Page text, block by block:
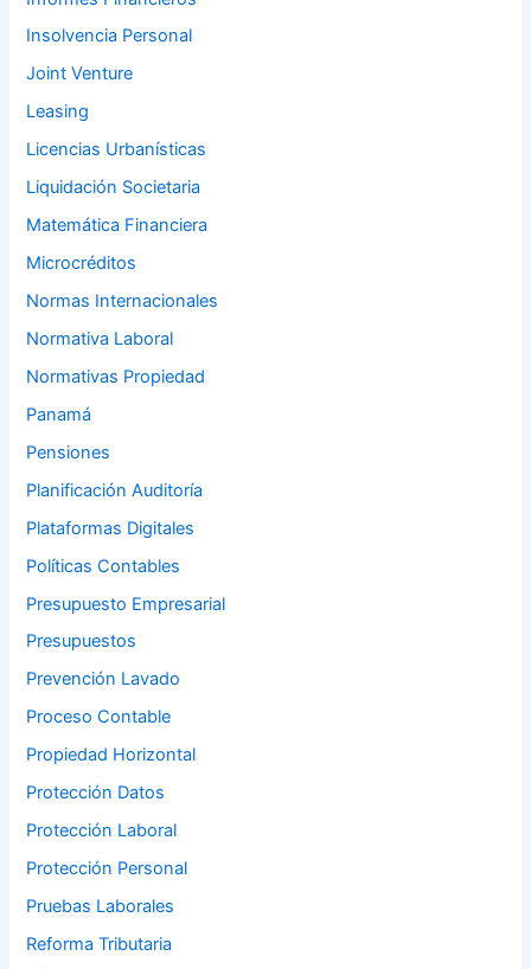
Insolvencia Personal
Joint Venture
Leasing
Licencias Urbanísticas
Liquidación Societaria
Matemática Financiera
Microcréditos
Normas Internacionales
Normativa Laboral
Normativas Propiedad
Panamá
Pensiones
Planificación Auditoría
Plataformas Digitales
Políticas Contables
Presupuesto Empresarial
Presupuestos
Prevención Lavado
Proceso Contable
Propiedad Horizontal
Protección Datos
Protección Laboral
Protección Personal
Pruebas Laborales
Reforma Tributaria